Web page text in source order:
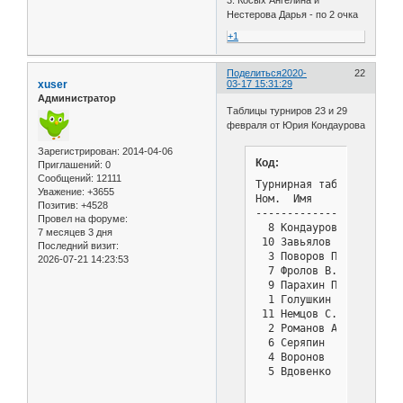
Нестерова Дарья - по 2 очка
+1
Поделиться 22
2020-
03-17 15:31:29
xuser
Администратор
Зарегистрирован: 2014-04-06
Приглашений: 0
Сообщений: 12111
Уважение: +3655
Позитив: +4528
Провел на форуме:
7 месяцев 3 дня
Последний визит:
2026-07-21 14:23:53
Таблицы турниров 23 и 29
февраля от Юрия Кондаурова
Код:
Турнирная
Ном.  Имя
8 Кондауров Ю.
10 Завьялов В.
3 Поворов П.
7 Фролов В.
9 Парахин П.
1 Голушкин В.
11 Немцов С.
2 Романов А.
6 Серяпин
4 Воронов